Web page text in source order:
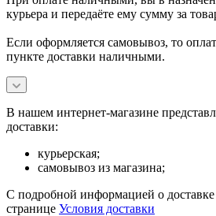
курьера и передаёте ему сумму за
Если оформляется самовывоз, то
пункте доставки наличными.
В нашем интернет-магазине
доставки:
курьерская;
самовывоз из магазина;
С подробной информацией о
странице Условия доставки